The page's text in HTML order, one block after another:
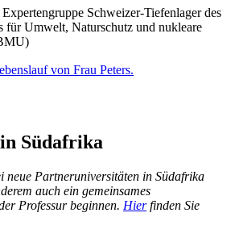
Schweizer-Tiefenlager des
für Umwelt, Naturschutz und nukleare
von Frau Peters.
Südafrika
neue Partneruniversitäten in Südafrika
auch ein gemeinsames
Professur beginnen. Hierfinden Sie